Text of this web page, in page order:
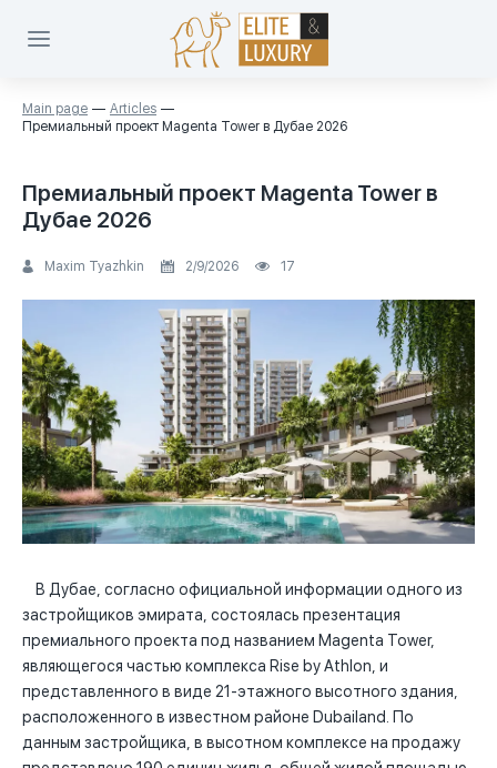
Main page
Articles
Премиальный проект Magenta Tower в Дубае 2026
Премиальный проект Magenta Tower в
Дубае 2026
Maxim Tyazhkin 2/9/2026 17
В Дубае, согласно официальной информации одного из
застройщиков эмирата, состоялась презентация
премиального проекта под названием Magenta Tower,
являющегося частью комплекса Rise by Athlon, и
представленного в виде 21-этажного высотного здания,
расположенного в известном районе Dubailand. По
данным застройщика, в высотном комплексе на продажу